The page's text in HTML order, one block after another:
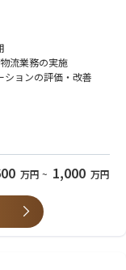
す。
務ではありません。
ンを属人的なオペレー
」、そして「事業のグ
築すること」という、
お任せします。
理
・実行
案
関する日常的なやり取
流業務の実施
ションの評価・改善
）
ンドプランニング機能
万円 ~ 1,000 万円